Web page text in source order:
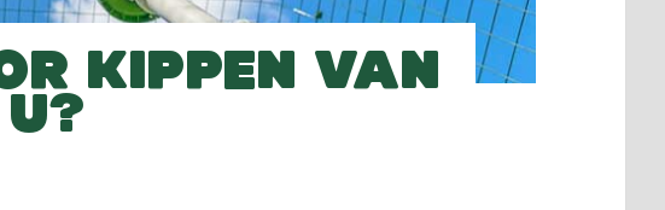
KIPPEN VAN